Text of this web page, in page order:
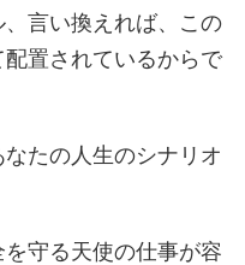
言い換えれば、この
置されているからで
たの人生のシナリオ
守る天使の仕事が容